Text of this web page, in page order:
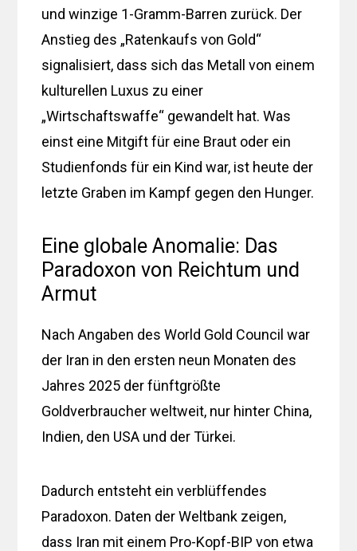
und winzige 1-Gramm-Barren zurück. Der
Anstieg des „Ratenkaufs von Gold“
signalisiert, dass sich das Metall von einem
kulturellen Luxus zu einer
„Wirtschaftswaffe“ gewandelt hat. Was
einst eine Mitgift für eine Braut oder ein
Studienfonds für ein Kind war, ist heute der
letzte Graben im Kampf gegen den Hunger.
Eine globale Anomalie: Das
Paradoxon von Reichtum und
Armut
Nach Angaben des World Gold Council war
der Iran in den ersten neun Monaten des
Jahres 2025 der fünftgrößte
Goldverbraucher weltweit, nur hinter China,
Indien, den USA und der Türkei.
Dadurch entsteht ein verblüffendes
Paradoxon. Daten der Weltbank zeigen,
dass Iran mit einem Pro-Kopf-BIP von etwa